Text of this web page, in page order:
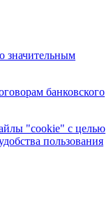
значительным
банковского
"cookie" с целью
пользования